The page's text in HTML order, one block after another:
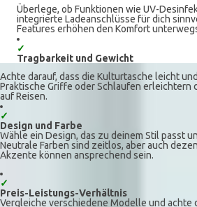
Überlege, ob Funktionen wie UV-
integrierte Ladeanschlüsse für dich
Features erhöhen den Komfort
✓
Tragbarkeit und Gewicht
Achte darauf, dass die Kulturtasche leicht
Praktische Griffe oder Schlaufen erleichtern
auf Reisen.
✓
Design und Farbe
Wähle ein Design, das zu deinem Stil passt
Neutrale Farben sind zeitlos, aber auch
Akzente können ansprechend sein.
✓
Preis-Leistungs-Verhältnis
Vergleiche verschiedene Modelle und achte